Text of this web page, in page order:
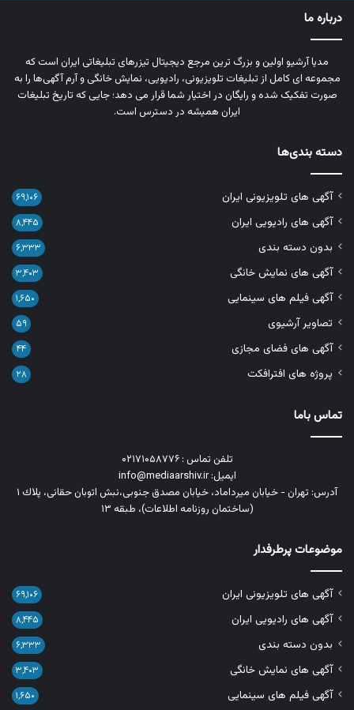
درباره ما
مدیا آرشیو اولین و بزرگ‌ ترین مرجع دیجیتال تیزرهای تبلیغاتی ایران است که
مجموعه‌ ای کامل از تبلیغات تلویزیونی، رادیویی، نمایش خانگی و آرم‌ آگهی‌ها را به‌
صورت تفکیک‌ شده و رایگان در اختیار شما قرار می‌ دهد؛ جایی که تاریخ تبلیغات
ایران همیشه در دسترس است.
دسته بندی‌ها
آگهی های تلویزیونی ایران ۶۹,۱۰۶
آگهی های رادیویی ایران ۸,۴۴۵
بدون دسته بندی ۶,۳۳۳
آگهی های نمایش خانگی ۳,۴۰۳
آگهی فیلم های سینمایی ۱,۶۵۰
تصاویر آرشیوی ۵۹
آگهی های فضای مجازی ۴۴
پروژه های افترافکت ۲۸
تماس باما
تلفن تماس : ۰۲۱۷۱۰۵۸۷۷۶
ایمیل: info@mediaarshiv.ir
آدرس: تهران - خیابان میرداماد، خیابان مصدق جنوبی،نبش اتوبان حقانی، پلاك ١
(ساختمان روزنامه اطلاعات)، طبقه ۱۳
موضوعات پرطرفدار
آگهی های تلویزیونی ایران ۶۹,۱۰۶
آگهی های رادیویی ایران ۸,۴۴۵
بدون دسته بندی ۶,۳۳۳
آگهی های نمایش خانگی ۳,۴۰۳
آگهی فیلم های سینمایی ۱,۶۵۰